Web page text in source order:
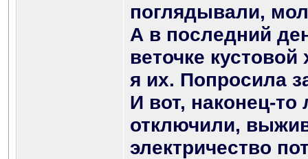
поглядывали,
А в последний
веточке
я их. Попросила
И вот, наконец-
отключили,
электричество